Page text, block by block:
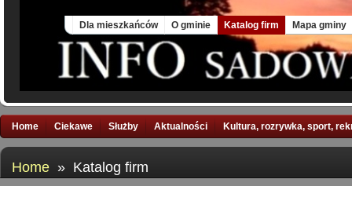
Dla mieszkańców O gminie Katalog firm Mapa gminy
Home Ciekawe Służby Aktualności Kultura, rozrywka, sport,
Home » Katalog firm